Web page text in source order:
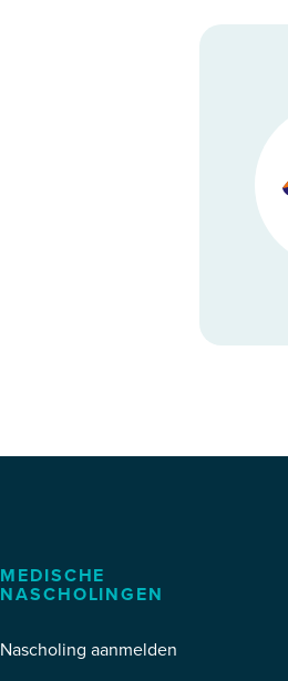
MEDISCHE
NASCHOLINGEN
Nascholing aanmelden